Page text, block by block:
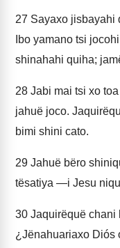
27 Sayaxo jisbayahi
Ibo yamano tsi
shinahahi quiha;
28 Jabi mai tsi xo
jahuë joco.
bimi shini cato.
29 Jahuë bëro
tësatiya —i Jesu
30 Jaquirëquë
¿Jënahuariaxo Diós